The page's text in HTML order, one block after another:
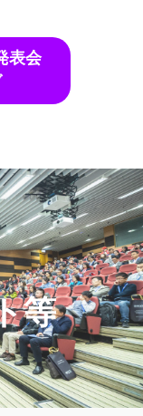
表会
等